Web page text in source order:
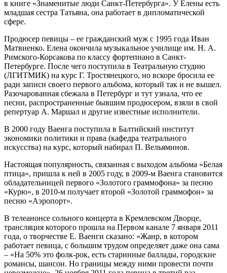
в книге «Знаменитые люди Санкт-Петербурга». У Елены есть
младшая сестра Татьяна, она работает в дипломатической
сфере.
Продюсер певицы – ее гражданский муж с 1995 года Иван
Матвиенко. Елена окончила музыкальное училище им. Н. А.
Римского-Корсакова по классу фортепиано в Санкт-
Петербурге. После чего поступила в Театральную студию
(ЛГИТМИК) на курс Г. Тростянецкого, но вскоре бросила ее
ради записи своего первого альбома, который так и не вышел.
Разочарованная сбежала в Петербург и тут узнала, что ее
песни, распространенные бывшим продюсером, взяли в свой
репертуар А. Маршал и другие известные исполнители.
В 2000 году Ваенга поступила в Балтийский институт
экономики политики и права (кафедра театрального
искусства) на курс, который набирал П. Вельяминов.
Настоящая популярность, связанная с выходом альбома «Белая
птица», пришла к ней в 2005 году, в 2009-м Ваенга становится
обладательницей первого «Золотого граммофона» за песню
«Курю», в 2010-м получает второй «Золотой граммофон» за
песню «Аэропорт».
В телеанонсе сольного концерта в Кремлевском Дворце,
трансляция которого прошла на Первом канале 7 января 2011
года, о творчестве Е. Ваенги сказано: «Жанр, в котором
работает певица, с большим трудом определяет даже она сама
– «На 50% это фолк-рок, есть старинные баллады, городские
романсы, шансон. Но границы между ними провести почти